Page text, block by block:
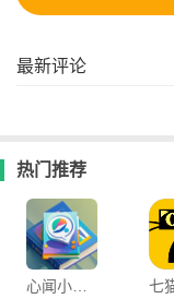
最新评论
热门推荐
心闻小说app下载官方版